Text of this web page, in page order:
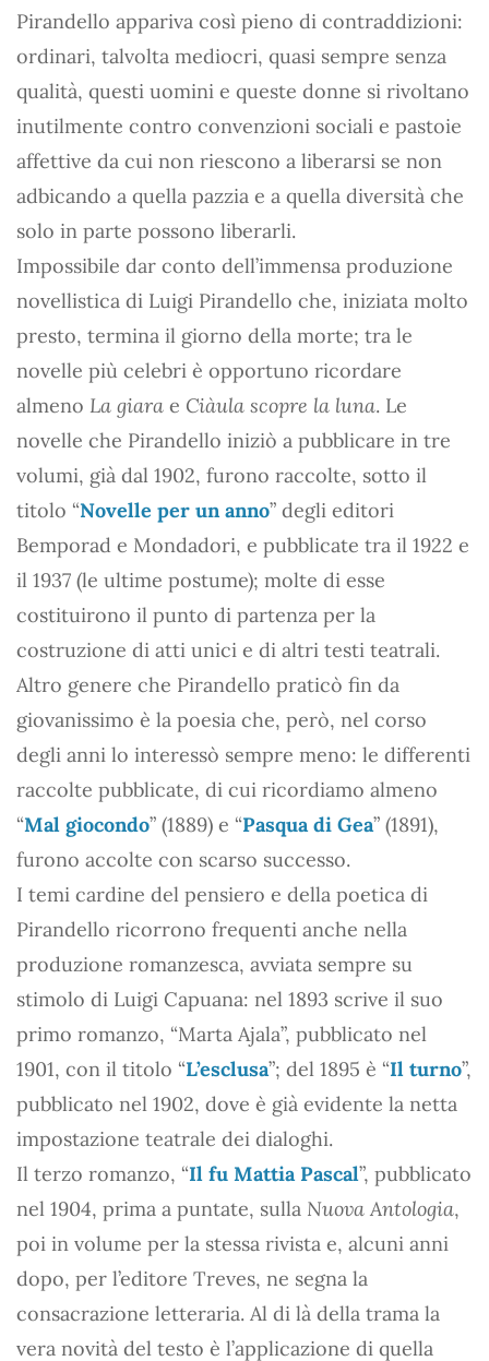
Pirandello appariva così pieno di contraddizioni:
ordinari, talvolta mediocri, quasi sempre senza
qualità, questi uomini e queste donne si rivoltano
inutilmente contro convenzioni sociali e pastoie
affettive da cui non riescono a liberarsi se non
adbicando a quella pazzia e a quella diversità che
solo in parte possono liberarli.
Impossibile dar conto dell’immensa produzione
novellistica di Luigi Pirandello che, iniziata molto
presto, termina il giorno della morte; tra le
novelle più celebri è opportuno ricordare
almeno La giara e Ciàula scopre la luna. Le
novelle che Pirandello iniziò a pubblicare in tre
volumi, già dal 1902, furono raccolte, sotto il
titolo “Novelle per un anno” degli editori
Bemporad e Mondadori, e pubblicate tra il 1922 e
il 1937 (le ultime postume); molte di esse
costituirono il punto di partenza per la
costruzione di atti unici e di altri testi teatrali.
Altro genere che Pirandello praticò fin da
giovanissimo è la poesia che, però, nel corso
degli anni lo interessò sempre meno: le differenti
raccolte pubblicate, di cui ricordiamo almeno
“Mal giocondo” (1889) e “Pasqua di Gea” (1891),
furono accolte con scarso successo.
I temi cardine del pensiero e della poetica di
Pirandello ricorrono frequenti anche nella
produzione romanzesca, avviata sempre su
stimolo di Luigi Capuana: nel 1893 scrive il suo
primo romanzo, “Marta Ajala”, pubblicato nel
1901, con il titolo “L’esclusa”; del 1895 è “Il turno”,
pubblicato nel 1902, dove è già evidente la netta
impostazione teatrale dei dialoghi.
Il terzo romanzo, “Il fu Mattia Pascal”, pubblicato
nel 1904, prima a puntate, sulla Nuova Antologia,
poi in volume per la stessa rivista e, alcuni anni
dopo, per l’editore Treves, ne segna la
consacrazione letteraria. Al di là della trama la
vera novità del testo è l’applicazione di quella